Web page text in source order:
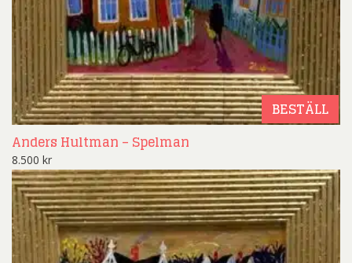
BESTÄLL
Anders Hultman – Spelman
8.500 kr